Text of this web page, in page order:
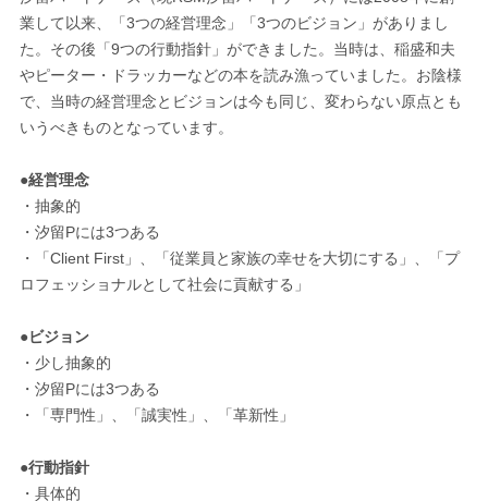
業して以来、「3つの経営理念」「3つのビジョン」がありまし
た。その後「9つの行動指針」ができました。当時は、稲盛和夫
やピーター・ドラッカーなどの本を読み漁っていました。お陰様
で、当時の経営理念とビジョンは今も同じ、変わらない原点とも
いうべきものとなっています。
●経営理念
・抽象的
・汐留Pには3つある
・「Client First」、「従業員と家族の幸せを大切にする」、「プ
ロフェッショナルとして社会に貢献する」
●ビジョン
・少し抽象的
・汐留Pには3つある
・「専門性」、「誠実性」、「革新性」
●行動指針
・具体的